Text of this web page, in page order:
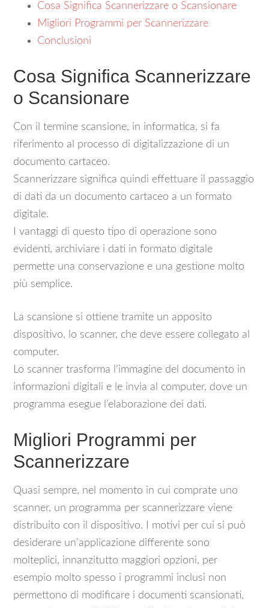
Cosa Significa Scannerizzare o Scansionare
Migliori Programmi per Scannerizzare
Conclusioni
Cosa Significa Scannerizzare
o Scansionare
Con il termine scansione, in informatica, si fa
riferimento al processo di digitalizzazione di un
documento cartaceo.
Scannerizzare significa quindi effettuare il passaggio
di dati da un documento cartaceo a un formato
digitale.
I vantaggi di questo tipo di operazione sono
evidenti, archiviare i dati in formato digitale
permette una conservazione e una gestione molto
più semplice.
La scansione si ottiene tramite un apposito
dispositivo, lo scanner, che deve essere collegato al
computer.
Lo scanner trasforma l’immagine del documento in
informazioni digitali e le invia al computer, dove un
programma esegue l’elaborazione dei dati.
Migliori Programmi per
Scannerizzare
Quasi sempre, nel momento in cui comprate uno
scanner, un programma per scannerizzare viene
distribuito con il dispositivo. I motivi per cui si può
desiderare un’applicazione differente sono
molteplici, innanzitutto maggiori opzioni, per
esempio molto spesso i programmi inclusi non
permettono di modificare i documenti scansionati,